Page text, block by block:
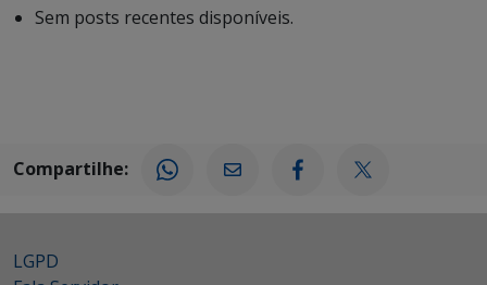
Sem posts recentes disponíveis.
Compartilhe:
LGPD